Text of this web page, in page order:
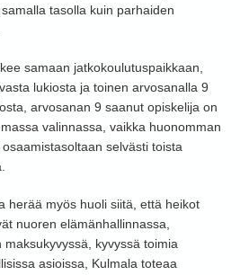
tasolla kuin parhaiden
samaan jatkokoulutuspaikkaan,
lukiosta ja toinen arvosanalla 9
arvosanan 9 saanut opiskelija on
valinnassa, vaikka huonomman
selvästi toista
herää myös huoli siitä, että heikot
nuoren elämänhallinnassa,
kyvyssä toimia
asioissa, Kulmala toteaa